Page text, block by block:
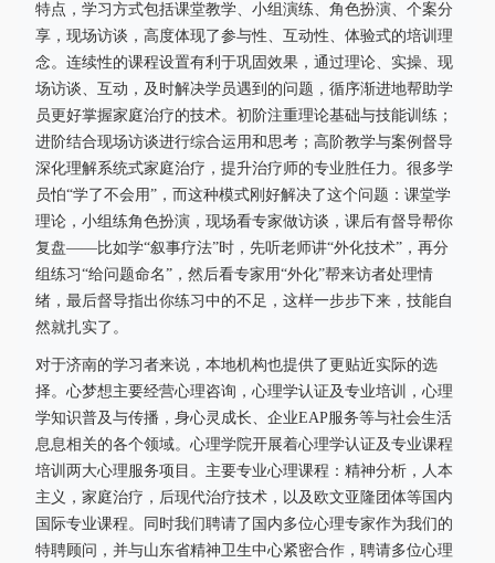
特点，学习方式包括课堂教学、小组演练、角色扮演、个案分
享，现场访谈，高度体现了参与性、互动性、体验式的培训理
念。连续性的课程设置有利于巩固效果，通过理论、实操、现
场访谈、互动，及时解决学员遇到的问题，循序渐进地帮助学
员更好掌握家庭治疗的技术。初阶注重理论基础与技能训练；
进阶结合现场访谈进行综合运用和思考；高阶教学与案例督导
深化理解系统式家庭治疗，提升治疗师的专业胜任力。很多学
员怕“学了不会用”，而这种模式刚好解决了这个问题：课堂学
理论，小组练角色扮演，现场看专家做访谈，课后有督导帮你
复盘——比如学“叙事疗法”时，先听老师讲“外化技术”，再分
组练习“给问题命名”，然后看专家用“外化”帮来访者处理情
绪，最后督导指出你练习中的不足，这样一步步下来，技能自
然就扎实了。
对于济南的学习者来说，本地机构也提供了更贴近实际的选
择。心梦想主要经营心理咨询，心理学认证及专业培训，心理
学知识普及与传播，身心灵成长、企业EAP服务等与社会生活
息息相关的各个领域。心理学院开展着心理学认证及专业课程
培训两大心理服务项目。主要专业心理课程：精神分析，人本
主义，家庭治疗，后现代治疗技术，以及欧文亚隆团体等国内
国际专业课程。同时我们聘请了国内多位心理专家作为我们的
特聘顾问，并与山东省精神卫生中心紧密合作，聘请多位心理